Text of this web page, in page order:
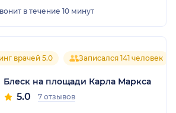
в течение 10 минут
врачей 5.0 Записался 141 человек
Блеск на площади Карла Маркса
5.0 7 отзывов